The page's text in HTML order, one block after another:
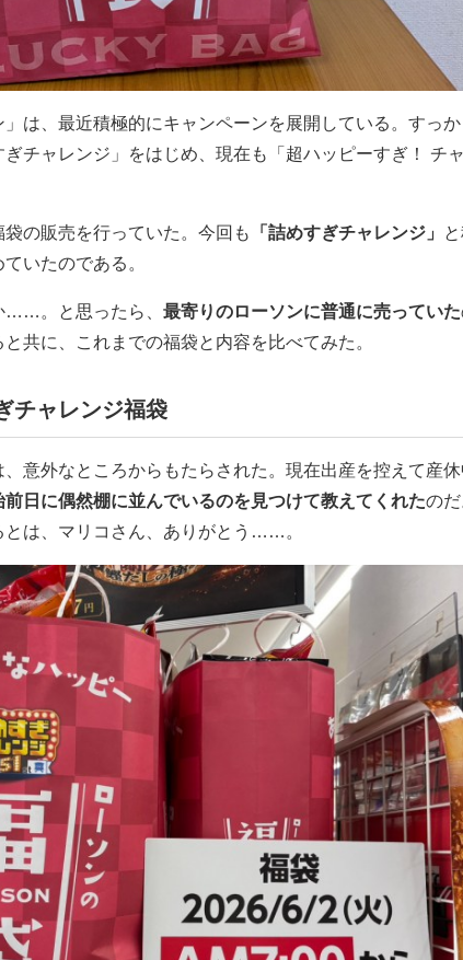
は、最近積極的にキャンペーンを展開している。すっ
チャレンジ」をはじめ、現在も「超ハッピーすぎ！ チ
の販売を行っていた。今回も 「詰めすぎチャレンジ」
いたのである。
……。と思ったら、 最寄りのローソンに普通に売っていた
共に、これまでの福袋と内容を比べてみた。
チャレンジ福袋
意外なところからもたらされた。現在出産を控えて産
前日に偶然棚に並んでいるのを見つけて教えてくれたの
とは、マリコさん、ありがとう……。